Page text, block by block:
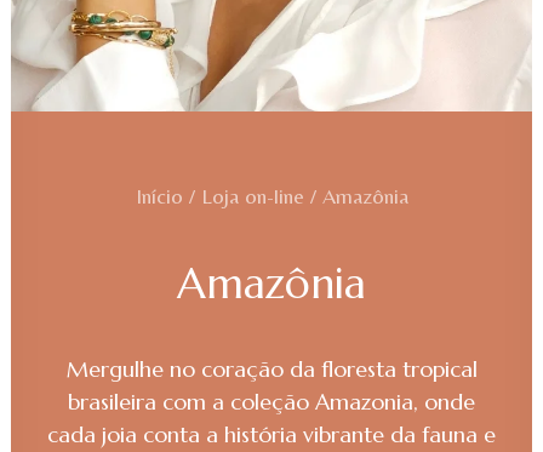
Início Loja on-line Amazônia
Amazônia
Mergulhe no coração da floresta tropical
brasileira com a coleção Amazonia, onde
cada joia conta a história vibrante da fauna e